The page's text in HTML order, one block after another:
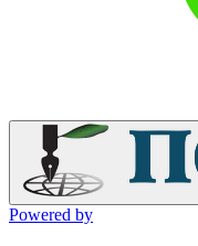
Powered by